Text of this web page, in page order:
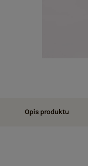
Opis produktu